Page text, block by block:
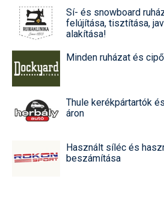
Sí- és snowboard
felújítása, tisztítása,
alakítása!
Minden ruházat és
Thule kerékpártartók
áron
Használt síléc és
beszámítása